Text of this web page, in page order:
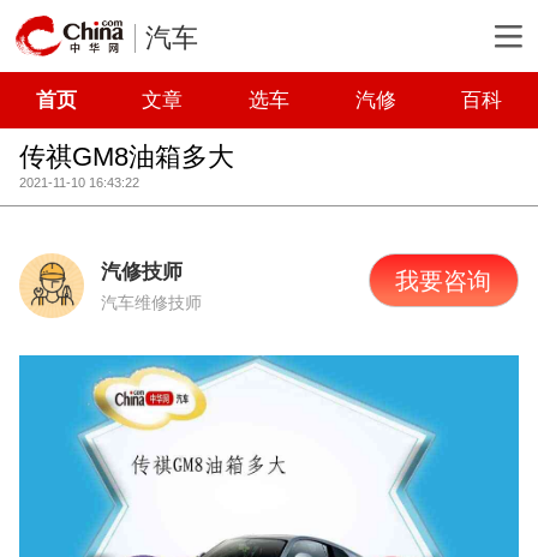
汽车
首页 文章 选车 汽修 百科
传祺GM8油箱多大
2021-11-10 16:43:22
汽修技师
汽车维修技师
我要咨询